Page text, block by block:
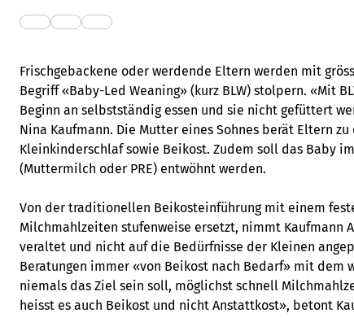
Frischgebackene oder werdende Eltern werden mit
Begriff «Baby-Led Weaning» (kurz BLW) stolpern. «Mit
Beginn an selbstständig essen und sie nicht gefüttert
Nina Kaufmann. Die Mutter eines Sohnes berät Eltern
Kleinkinderschlaf sowie Beikost. Zudem soll das Baby
(Muttermilch oder PRE) entwöhnt werden.
Von der traditionellen Beikosteinführung mit einem
Milchmahlzeiten stufenweise ersetzt, nimmt Kaufmann
veraltet und nicht auf die Bedürfnisse der Kleinen
Beratungen immer «von Beikost nach Bedarf» mit dem
niemals das Ziel sein soll, möglichst schnell
heisst es auch Beikost und nicht Anstattkost», betont